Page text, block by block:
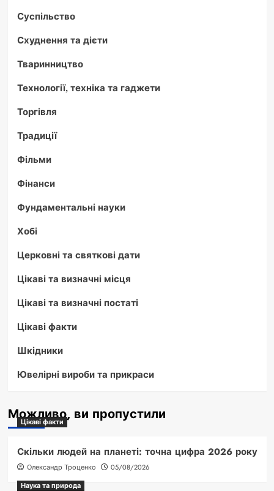
Суспільство
Схуднення та дієти
Тваринництво
Технології, техніка та гаджети
Торгівля
Традиції
Фільми
Фінанси
Фундаментальні науки
Хобі
Церковні та святкові дати
Цікаві та визначні місця
Цікаві та визначні постаті
Цікаві факти
Шкідники
Ювелірні вироби та прикраси
Можливо, ви пропустили
Цікаві факти
Скільки людей на планеті: точна цифра 2026 року
Олександр Троценко
05/08/2026
Наука та природа